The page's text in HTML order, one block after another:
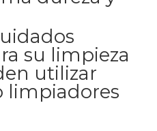
su limpieza
utilizar
limpiadores